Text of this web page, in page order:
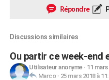
Répondre
Discussions similaires
Ou partir ce week-end
Utilisateur anonyme- 11 mars
Marco- 25 mars 2018 à